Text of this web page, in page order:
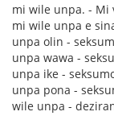
mi wile unpa. - Mi
mi wile unpa e
unpa olin -
unpa wawa -
unpa ike -
unpa pona -
wile unpa -